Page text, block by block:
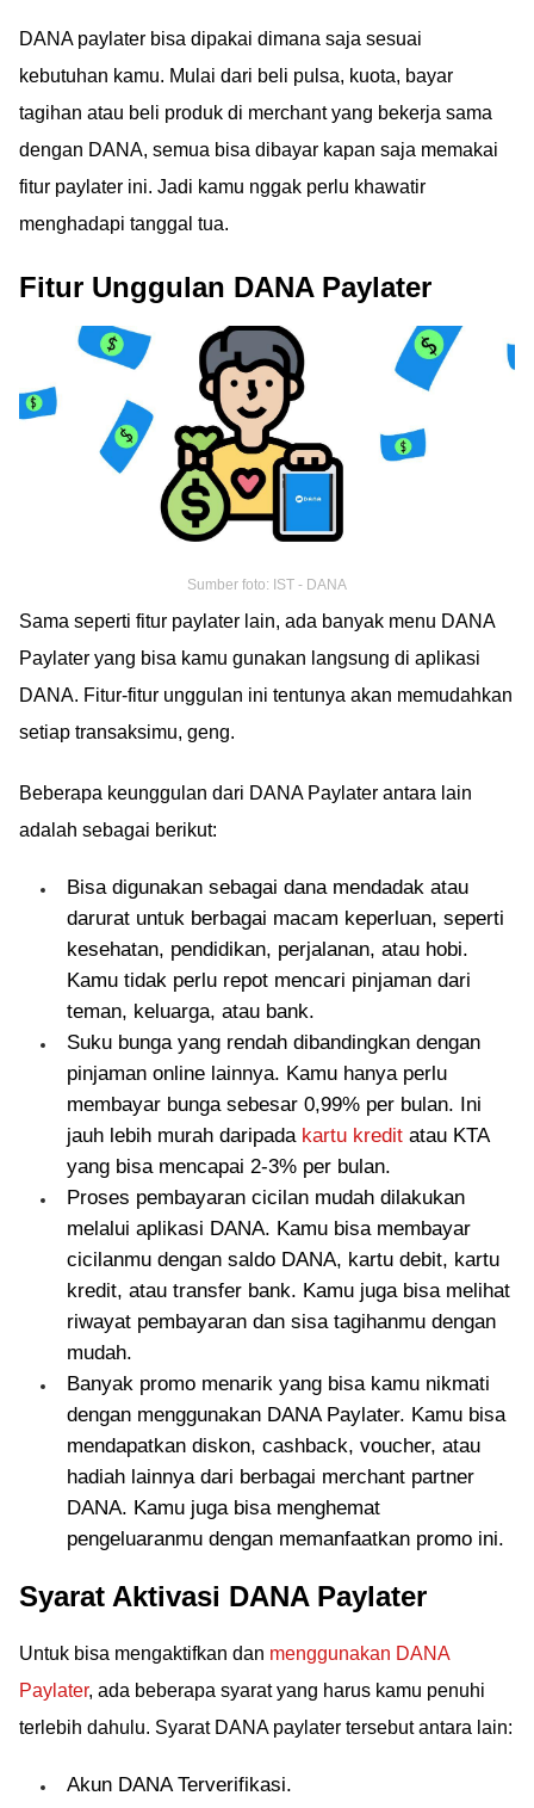
DANA paylater bisa dipakai dimana saja sesuai
kebutuhan kamu. Mulai dari beli pulsa, kuota, bayar
tagihan atau beli produk di merchant yang bekerja sama
dengan DANA, semua bisa dibayar kapan saja memakai
fitur paylater ini. Jadi kamu nggak perlu khawatir
menghadapi tanggal tua.
Fitur Unggulan DANA Paylater
Sumber foto: IST - DANA
Sama seperti fitur paylater lain, ada banyak menu DANA
Paylater yang bisa kamu gunakan langsung di aplikasi
DANA. Fitur-fitur unggulan ini tentunya akan memudahkan
setiap transaksimu, geng.
Beberapa keunggulan dari DANA Paylater antara lain
adalah sebagai berikut:
Bisa digunakan sebagai dana mendadak atau
darurat untuk berbagai macam keperluan, seperti
kesehatan, pendidikan, perjalanan, atau hobi.
Kamu tidak perlu repot mencari pinjaman dari
teman, keluarga, atau bank.
Suku bunga yang rendah dibandingkan dengan
pinjaman online lainnya. Kamu hanya perlu
membayar bunga sebesar 0,99% per bulan. Ini
jauh lebih murah daripada kartu kredit atau KTA
yang bisa mencapai 2-3% per bulan.
Proses pembayaran cicilan mudah dilakukan
melalui aplikasi DANA. Kamu bisa membayar
cicilanmu dengan saldo DANA, kartu debit, kartu
kredit, atau transfer bank. Kamu juga bisa melihat
riwayat pembayaran dan sisa tagihanmu dengan
mudah.
Banyak promo menarik yang bisa kamu nikmati
dengan menggunakan DANA Paylater. Kamu bisa
mendapatkan diskon, cashback, voucher, atau
hadiah lainnya dari berbagai merchant partner
DANA. Kamu juga bisa menghemat
pengeluaranmu dengan memanfaatkan promo ini.
Syarat Aktivasi DANA Paylater
Untuk bisa mengaktifkan dan menggunakan DANA
Paylater, ada beberapa syarat yang harus kamu penuhi
terlebih dahulu. Syarat DANA paylater tersebut antara lain:
Akun DANA Terverifikasi.